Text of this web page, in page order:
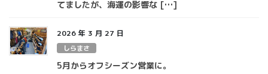
てましたが、海運の影響な […]
2026 年 3 月 27 日
しらまさ
5月からオフシーズン営業に。